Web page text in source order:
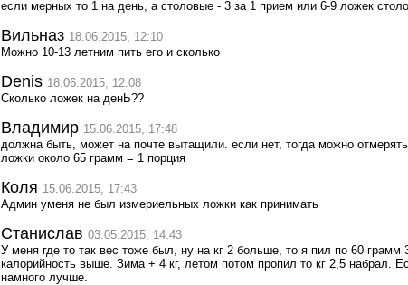
если мерных то 1 на день, а столовые - 3 за 1 прием или 6-9 ложек
Вильназ 18.06.2015, 12:10
Можно 10-13 летним пить его и сколько
Denis 18.06.2015, 12:08
Сколько ложек на денЬ??
Владимир 15.06.2015, 17:48
должна быть, может на почте вытащили. если нет, тогда можно
ложки около 65 грамм = 1 порция
Коля 15.06.2015, 17:43
Админ уменя не был измериельных ложки как принимать
Станислав 03.05.2015, 14:43
У меня где то так вес тоже был, ну на кг 2 больше, то я пил по 60 грамм
калорийность выше. Зима + 4 кг, летом потом пропил то кг 2,5 набрал.
намного лучше.